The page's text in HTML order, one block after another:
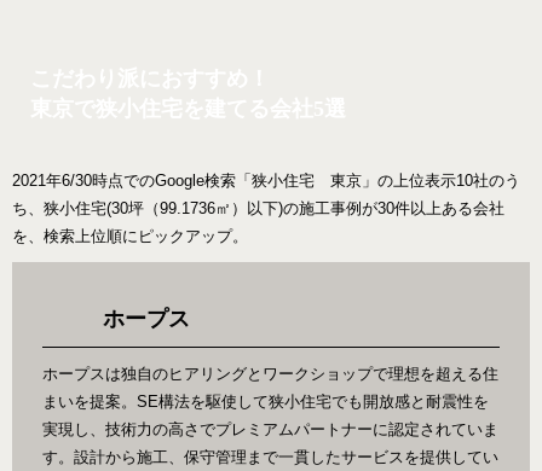
2021年6/30時点でのGoogle検索「狭小住宅 東京」の上位表示10社のう
ち、狭小住宅(30坪（99.1736㎡）以下)の施工事例が30件以上ある会社
を、検索上位順にピックアップ。
ホープス
ホープスは独自のヒアリングとワークショップで理想を超える住
まいを提案。SE構法を駆使して狭小住宅でも開放感と耐震性を
実現し、技術力の高さでプレミアムパートナーに認定されていま
す。設計から施工、保守管理まで一貫したサービスを提供してい